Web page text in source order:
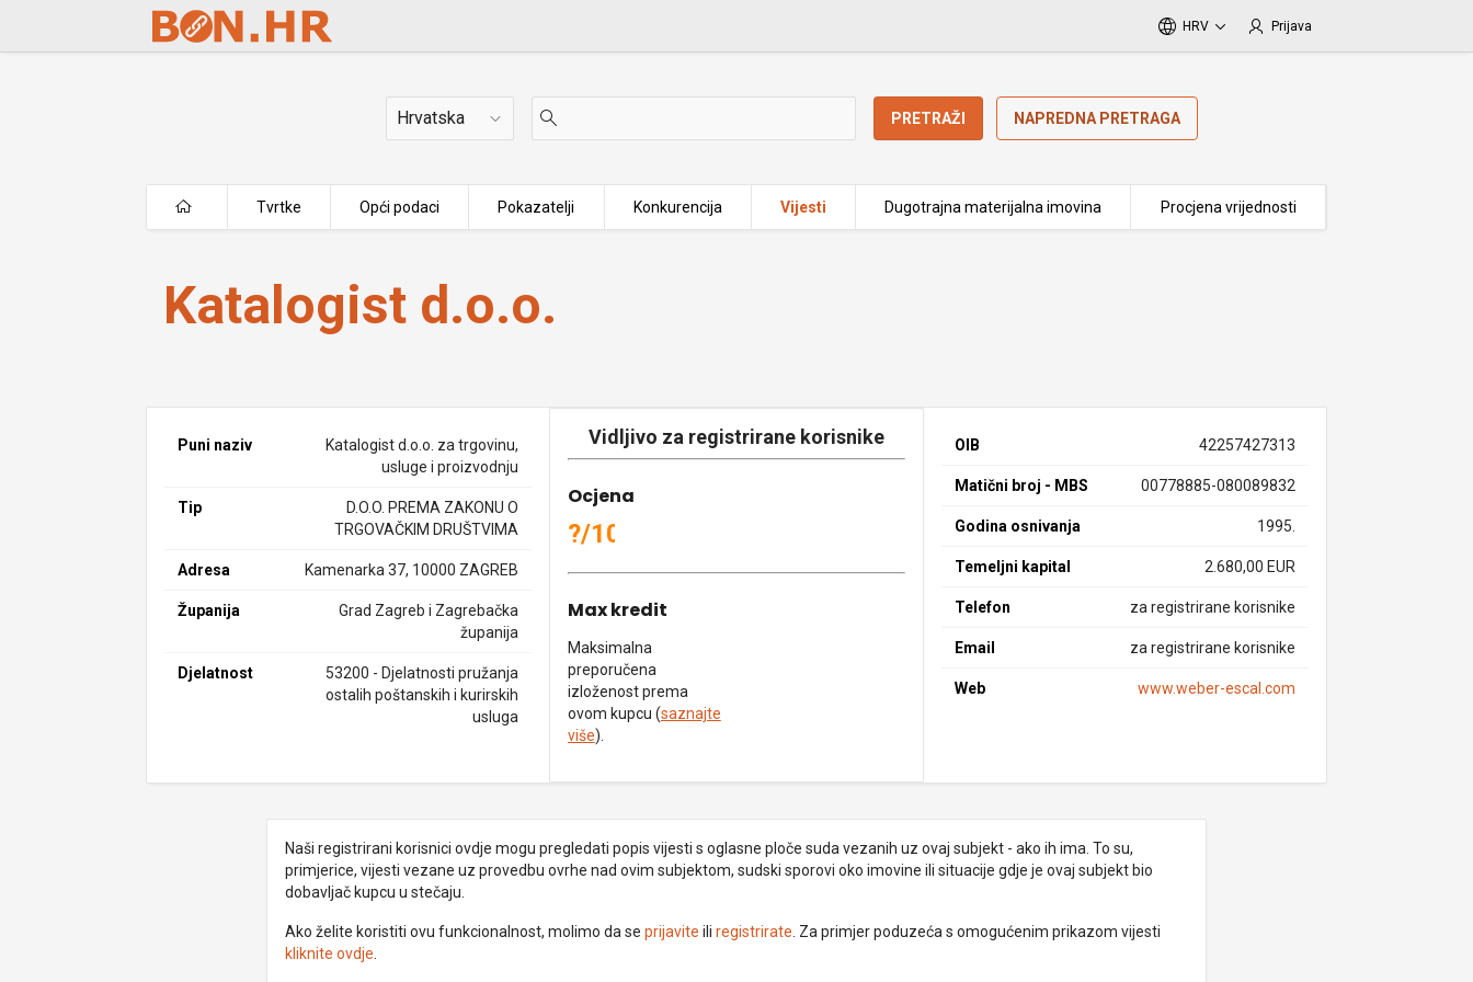
Skip to Main Content
HRV Prijava
Država PRETRAŽI NAPREDNA PRETRAGA
Tvrtke Opći podaci Pokazatelji Konkurencija Vijesti Dugotrajna materijalna imovina Procjena vrijednosti
Katalogist d.o.o.
Katalogist d.o.o.
Puni naziv
Katalogist d.o.o. za trgovinu,
usluge i proizvodnju
Tip
D.O.O. PREMA ZAKONU O
TRGOVAČKIM DRUŠTVIMA
Adresa Kamenarka 37, 10000 ZAGREB
Županija
Grad Zagreb i Zagrebačka
županija
Djelatnost
53200 - Djelatnosti pružanja
ostalih poštanskih i kurirskih
usluga
Vidljivo za registrirane korisnike
Ocjena
?/10
Max kredit
Maksimalna
preporučena
izloženost prema
ovom kupcu (saznajte
više).
OIB 42257427313
Matični broj - MBS 00778885-080089832
Godina osnivanja 1995.
Temeljni kapital 2.680,00 EUR
Telefon za registrirane korisnike
Email za registrirane korisnike
Web www.weber-escal.com
Naši registrirani korisnici ovdje mogu pregledati popis vijesti s oglasne ploče suda vezanih uz ovaj subjekt - ako ih ima. To su,
primjerice, vijesti vezane uz provedbu ovrhe nad ovim subjektom, sudski sporovi oko imovine ili situacije gdje je ovaj subjekt bio
dobavljač kupcu u stečaju.
Ako želite koristiti ovu funkcionalnost, molimo da se prijavite ili registrirate . Za primjer poduzeća s omogućenim prikazom vijesti
kliknite ovdje